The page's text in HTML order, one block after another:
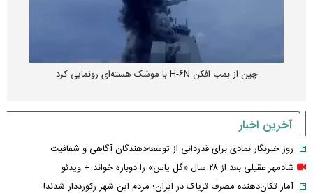
چین از بمب افکن H-۶N با موشک هسته‌ای رونمایی کرد
آخرین اخبار
روز خبرنگار نمادی برای قدردانی از توسعه‌دهندگان آگاهی و شفافیت
شادمهر عقیلی بعد از ۲۸ سال «گل یاس» را دوباره خواند + ویدئو
آمار تکان‌دهنده مصرف تریاک در ایران؛ مردم این شهر رکورددار شدند!